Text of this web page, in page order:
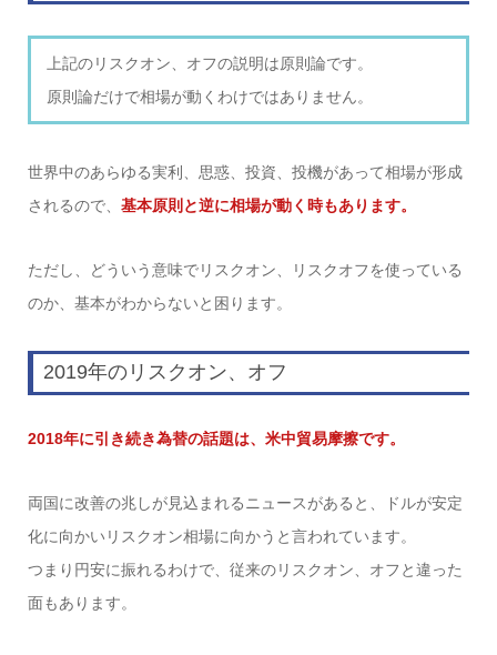
上記のリスクオン、オフの説明は原則論です。
原則論だけで相場が動くわけではありません。
世界中のあらゆる実利、思惑、投資、投機があって相場が形成
されるので、 基本原則と逆に相場が動く時もあります。
ただし、どういう意味でリスクオン、リスクオフを使っている
のか、基本がわからないと困ります。
2019年のリスクオン、オフ
2018年に引き続き為替の話題は、米中貿易摩擦です。
両国に改善の兆しが見込まれるニュースがあると、ドルが安定
化に向かいリスクオン相場に向かうと言われています。
つまり円安に振れるわけで、従来のリスクオン、オフと違った
面もあります。